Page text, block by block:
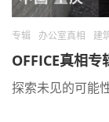
专辑 办公室真相 建
OFFICE真相
探索未见的可能